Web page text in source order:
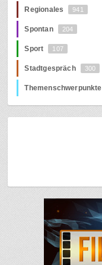
Regionales 941
Spontan 204
Sport 107
Stadtgespräch 300
Themenschwerpunkte